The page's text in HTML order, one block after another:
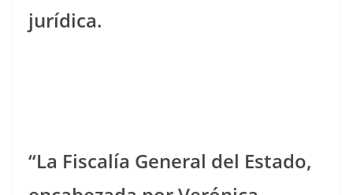
jurídica.
“La Fiscalía General del Estado,